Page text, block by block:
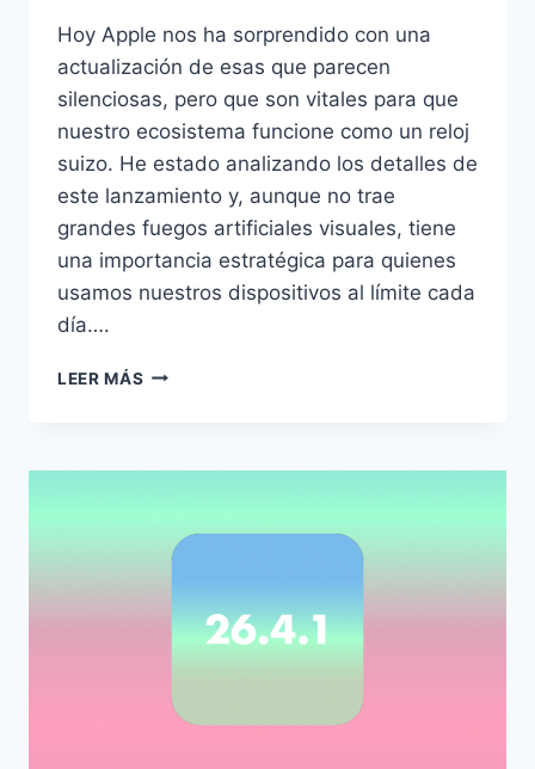
Hoy Apple nos ha sorprendido con una
actualización de esas que parecen
silenciosas, pero que son vitales para que
nuestro ecosistema funcione como un reloj
suizo. He estado analizando los detalles de
este lanzamiento y, aunque no trae
grandes fuegos artificiales visuales, tiene
una importancia estratégica para quienes
usamos nuestros dispositivos al límite cada
día….
LEER MÁS APPLE